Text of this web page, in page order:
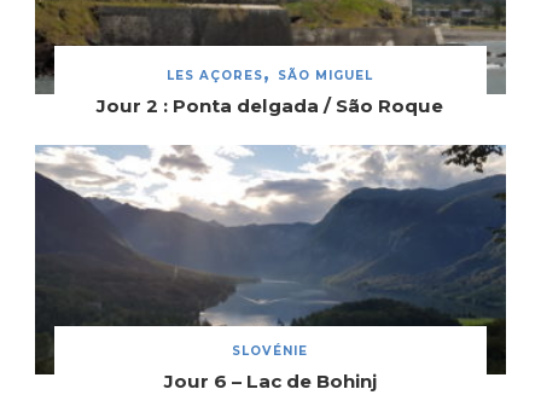
LES AÇORES SÃO MIGUEL
Jour 2 : Ponta delgada / São Roque
SLOVÉNIE
Jour 6 – Lac de Bohinj